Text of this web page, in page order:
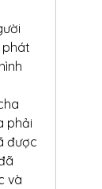
phát
phải
được
và